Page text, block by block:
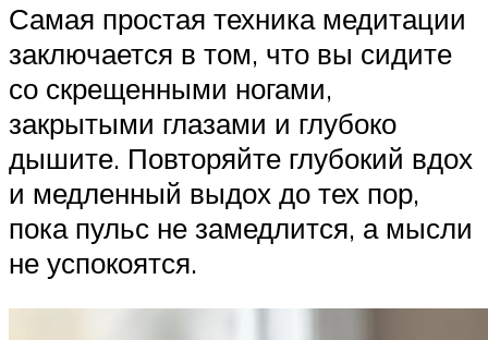
Самая простая техника медитации
заключается в том, что вы сидите
со скрещенными ногами,
закрытыми глазами и глубоко
дышите. Повторяйте глубокий вдох
и медленный выдох до тех пор,
пока пульс не замедлится, а мысли
не успокоятся.